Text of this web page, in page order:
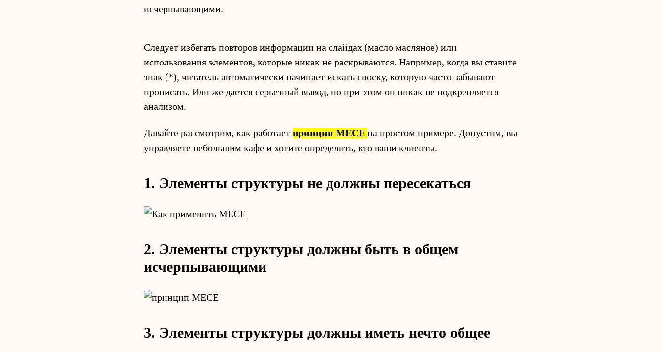
исчерпывающими.
Следует избегать повторов информации на слайдах (масло масляное) или
использования элементов, которые никак не раскрываются. Например, когда вы ставите
знак (*), читатель автоматически начинает искать сноску, которую часто забывают
прописать. Или же дается серьезный вывод, но при этом он никак не подкрепляется
анализом.
Давайте рассмотрим, как работает принцип MECE на простом примере. Допустим, вы
управляете небольшим кафе и хотите определить, кто ваши клиенты.
1. Элементы структуры не должны пересекаться
2. Элементы структуры должны быть в общем
исчерпывающими
3. Элементы структуры должны иметь нечто общее